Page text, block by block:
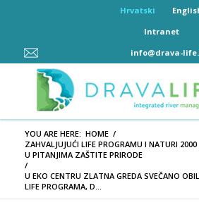
Hrvatski
Intranet
info@drava-
YOU ARE HERE: HOME /
ZAHVALJUJUĆI LIFE PROGRAMU I NATURI
U PITANJIMA ZAŠTITE PRIRODE
/
U EKO CENTRU ZLATNA GREDA SVEČANO
LIFE PROGRAMA, D...